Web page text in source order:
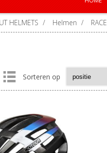
HELMETS / Helmen / RACE
Sorteren op